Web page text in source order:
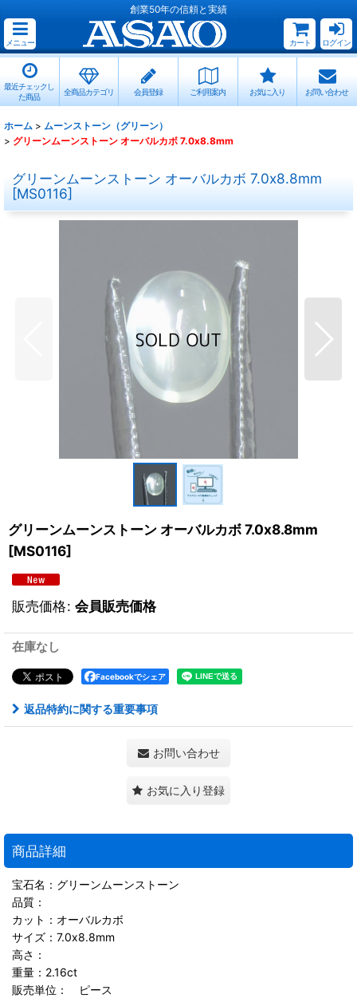
創業50年の信頼と実績
メニュー カート ログイン
最近チェックし
た商品
全商品カテゴリ 会員登録 ご利用案内 お気に入り お問い合わせ
ホーム > ムーンストーン（グリーン）
> グリーンムーンストーン オーバルカボ 7.0x8.8mm
グリーンムーンストーン オーバルカボ 7.0x8.8mm
[MS0116]
グリーンムーンストーン オーバルカボ 7.0x8.8mm
[MS0116]
販売価格: 会員販売価格
在庫なし
Facebookでシェア
返品特約に関する重要事項
お問い合わせ
お気に入り登録
商品詳細
宝石名：グリーンムーンストーン
品質：
カット：オーバルカボ
サイズ：7.0x8.8mm
高さ：
重量：2.16ct
販売単位： ピース